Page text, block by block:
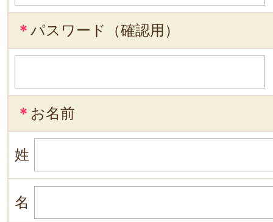
＊ パスワード（確認用）
＊ お名前
姓
名